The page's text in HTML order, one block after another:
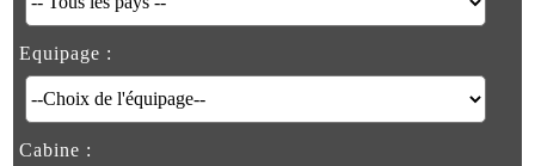
Equipage :
Cabine :